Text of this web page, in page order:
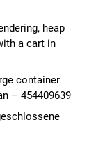
heap
a cart in
container
– 454409639